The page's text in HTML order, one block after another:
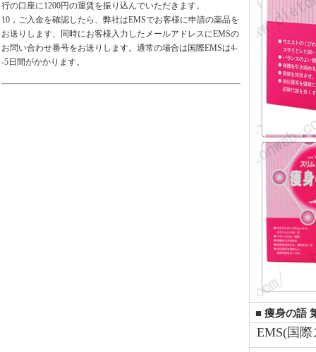
行の口座に1200円の運賃を振り込んでいただきます。
10，ご入金を確認したら、弊社はEMSでお客様に申請の薬品を
お送りします、同時にお客様入力したメールアドレスにEMSの
お問い合わせ番号をお送りします。通常の場合は国際EMSは4-
-5日間がかかります。
■ 痩身の語
EMS(国